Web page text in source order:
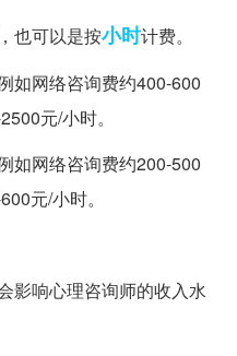
也可以是按小时计费。
如网络咨询费约400-600
元/小时。
如网络咨询费约200-500
元/小时。
影响心理咨询师的收入水